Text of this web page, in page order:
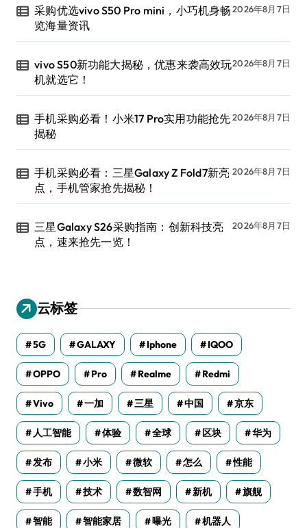
采购优选vivo S50 Pro mini，小巧机身畅
览海量资讯
2026年8月7日
vivo S50新功能大揭秘，优惠来袭高效玩
机就选它！
2026年8月7日
手机采购必看！小米17 Pro实用功能抢先
揭秘
2026年8月7日
手机采购必看：三星Galaxy Z Fold7新亮
点，手机管家抢先揭秘！
2026年8月7日
三星Galaxy S26采购指南：创新科技亮
点，速来抢先一览！
2026年8月7日
云标签
5G GALAXY Iphone IQOO
OPPO Pro Realme Redmi
Vivo 一加 三星 中国 京东
人工智能 体验 全球 区块 华为
发布 小米 微软 怎么 性能
手机 技术 数智网 新机 旗舰
智能 智能家居 曝光 机器人